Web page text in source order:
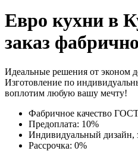
Евро кухни в
заказ
Идеальные решения от эконом
Изготовление по
воплотим любую вашу мечту!
Фабричное качество
Предоплата: 10%
Индивидуальный дизайн,
Рассрочка: 0%